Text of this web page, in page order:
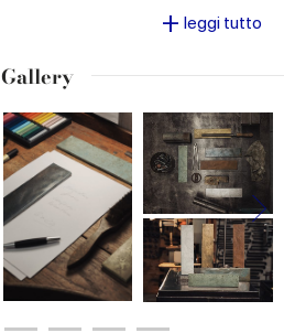
di rottura in ambientazioni più
diversi contesti d’arredo,le
Miniature Fuoco
indiscusse di progetticon
in gres porcellanato che
dell’effetto metallo, senza
e praticità.
+ leggi tutto
Gallery